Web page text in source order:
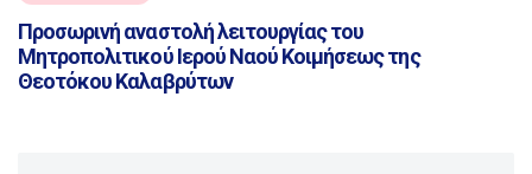
Προσωρινή αναστολή λειτουργίας του
Μητροπολιτικού Ιερού Ναού Κοιμήσεως της
Θεοτόκου Καλαβρύτων